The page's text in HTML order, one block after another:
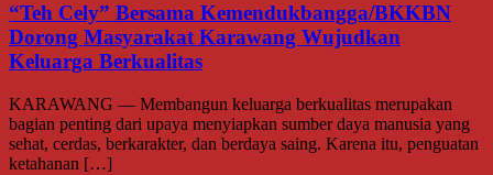
“Teh Cely” Bersama Kemendukbangga/BKKBN
Dorong Masyarakat Karawang Wujudkan
Keluarga Berkualitas
KARAWANG — Membangun keluarga berkualitas merupakan
bagian penting dari upaya menyiapkan sumber daya manusia yang
sehat, cerdas, berkarakter, dan berdaya saing. Karena itu, penguatan
ketahanan […]